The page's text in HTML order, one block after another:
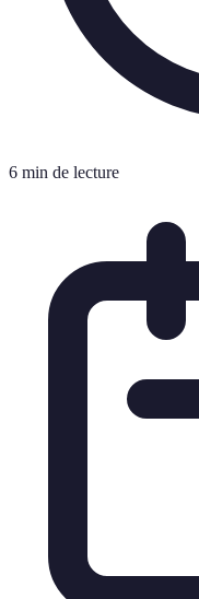
6 min de lecture